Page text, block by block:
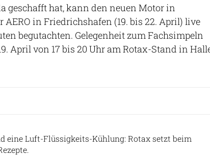
geschafft hat, kann den neuen Motor in
in Friedrichshafen (19. bis 22. April) live
begutachten. Gelegenheit zum Fachsimpeln
April von 17 bis 20 Uhr am Rotax-Stand in
eine Luft-Flüssigkeits-Kühlung: Rotax setzt beim